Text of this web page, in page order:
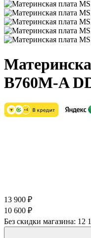
B760M-A
13 900 ₽
10 600 ₽
Без скидки магазина: 12